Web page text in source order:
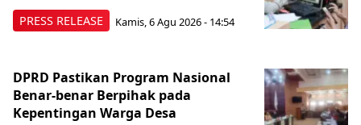
PRESS RELEASE Kamis, 6 Agu 2026 - 14:54
DPRD Pastikan Program Nasional
Benar-benar Berpihak pada
Kepentingan Warga Desa